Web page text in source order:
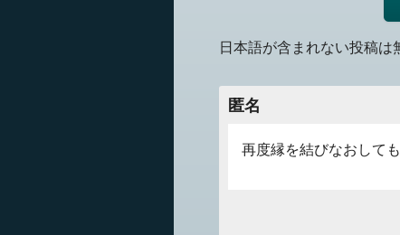
日本語が含まれない投稿は
匿名
再度縁を結びなおして